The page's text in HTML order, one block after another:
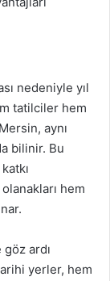
nedeniyle yıl
tatilciler hem
aynı
bilinir. Bu
hem
ardı
yerler, hem